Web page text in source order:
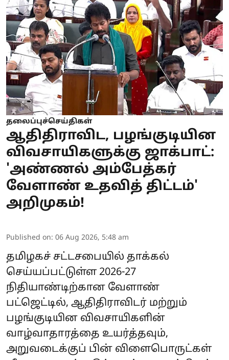
தலைப்புச்செய்திகள்
ஆதிதிராவிட, பழங்குடியின
விவசாயிகளுக்கு ஜாக்பாட்:
'அண்ணல் அம்பேத்கர்
வேளாண் உதவித் திட்டம்'
அறிமுகம்!
Published on: 06 Aug 2026, 5:48 am
தமிழகச் சட்டசபையில் தாக்கல்
செய்யப்பட்டுள்ள 2026-27
நிதியாண்டிற்கான வேளாண்
பட்ஜெட்டில், ஆதிதிராவிடர் மற்றும்
பழங்குடியின விவசாயிகளின்
வாழ்வாதாரத்தை உயர்த்தவும்,
அறுவடைக்குப் பின் விளைபொருட்கள்